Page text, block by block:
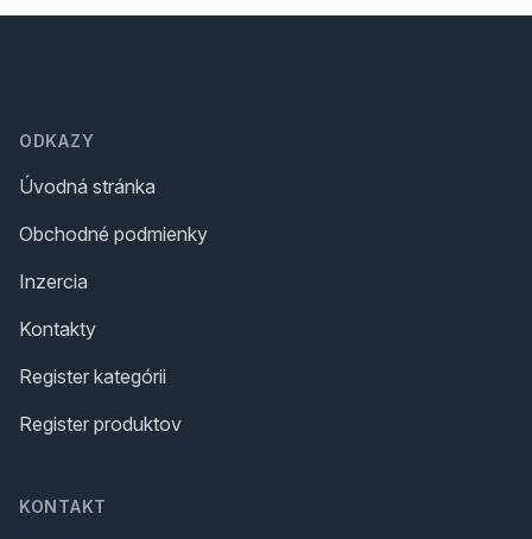
ODKAZY
Úvodná stránka
Obchodné podmienky
Inzercia
Kontakty
Register kategórii
Register produktov
KONTAKT